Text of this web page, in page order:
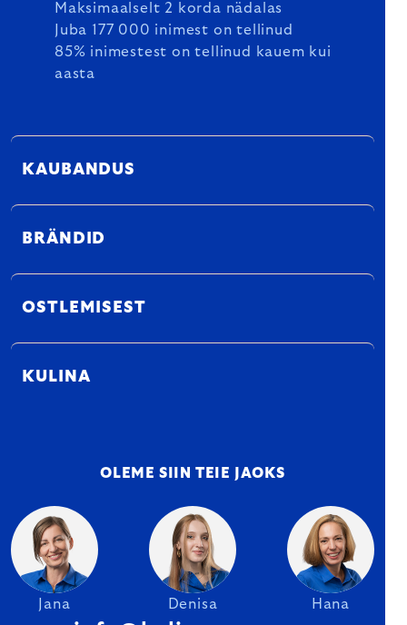
Maksimaalselt 2 korda nädalas
Juba 177 000 inimest on tellinud
85% inimestest on tellinud kauem kui
aasta
KAUBANDUS
BRÄNDID
OSTLEMISEST
KULINA
OLEME SIIN TEIE JAOKS
Jana Denisa Hana